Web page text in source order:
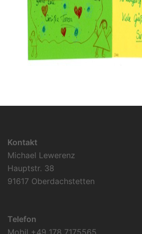
Kontakt
Michael Lewerenz
Hauptstr. 38
91617 Oberdachstetten
Telefon
Mobil +49 178 7175565